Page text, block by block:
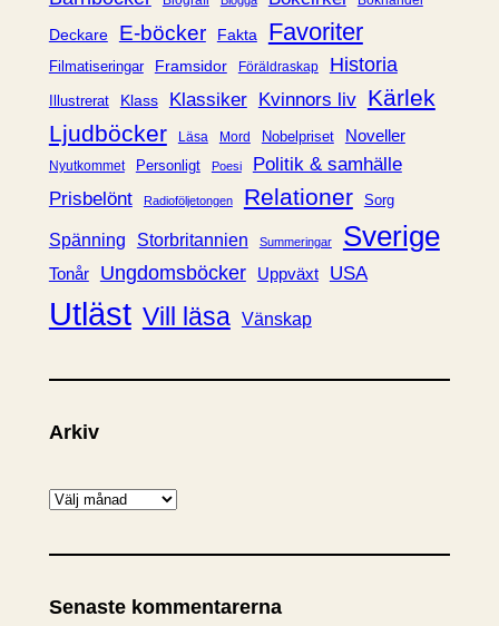
iDeckare E-böcker Fakta Favoriter
Filmatiseringar Framsidor Föräldraskap Historia
Illustrerat Klass Klassiker Kvinnors liv Kärlek
Ljudböcker
Läsa Mord Nobelpriset Noveller
Nyutkommet Personligt Poesi
Politik & samhälle
Prisbelönt
Radioföljetongen Relationer Sorg
Spänning Storbritannien Summeringar Sverige
Tonår Ungdomsböcker Uppväxt USA
Utläst Vill läsa Vänskap
Arkiv
A
k
v
Senaste kommentarerna